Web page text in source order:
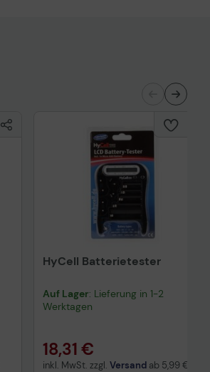
HyCell Batterietester
Auf Lager: Lieferung in 1-2
Werktagen
18,31 €
inkl. MwSt. zzgl. Versand ab 5,99 €